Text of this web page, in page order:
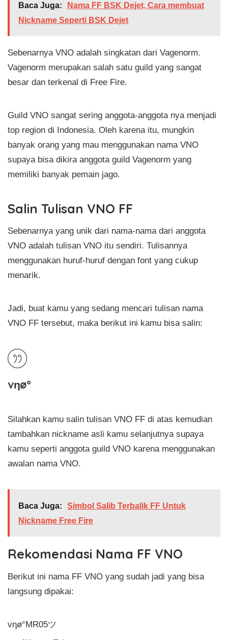
Baca Juga:
Nama FF BSK Dejet, Cara membuat
Nickname Seperti BSK Dejet
Sebenarnya VNO adalah singkatan dari Vagenorm.
Vagenorm merupakan salah satu guild yang sangat
besar dan terkenal di Free Fire.
Guild VNO sangat sering anggota-anggota nya menjadi
top region di Indonesia. Oleh karena itu, mungkin
banyak orang yang mau menggunakan nama VNO
supaya bisa dikira anggota guild Vagenorm yang
memiliki banyak pemain jago.
Salin Tulisan VNO FF
Sebenarnya yang unik dari nama-nama dari anggota
VNO adalah tulisan VNO itu sendiri. Tulisannya
menggunakan huruf-huruf dengan font yang cukup
menarik.
Jadi, buat kamu yang sedang mencari tulisan nama
VNO FF tersebut, maka berikut ini kamu bisa salin:
vηø°
Silahkan kamu salin tulisan VNO FF di atas kemudian
tambahkan nickname asli kamu selanjutnya supaya
kamu seperti anggota guild VNO karena menggunakan
awalan nama VNO.
Baca Juga:
Simbol Salib Terbalik FF Untuk
Nickname Free Fire
Rekomendasi Nama FF VNO
Berikut ini nama FF VNO yang sudah jadi yang bisa
langsung dipakai:
vηø°MR05ツ